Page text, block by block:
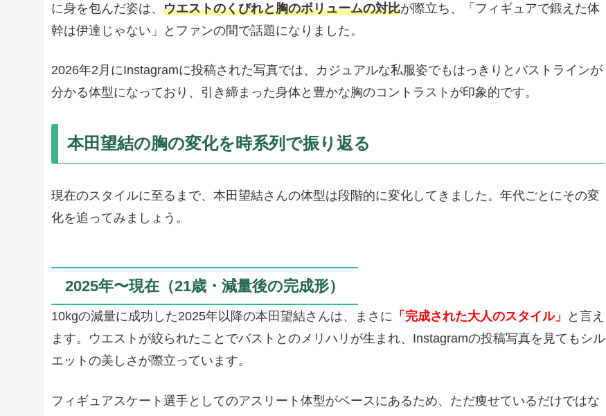
に身を包んだ姿は、 ウエストのくびれと胸のボリュームの対比が際立ち、「フィギュアで鍛えた体
幹は伊達じゃない」とファンの間で話題になりました。
2026年2月にInstagramに投稿された写真では、カジュアルな私服姿でもはっきりとバストラインが
分かる体型になっており、引き締まった身体と豊かな胸のコントラストが印象的です。
本田望結の胸の変化を時系列で振り返る
現在のスタイルに至るまで、本田望結さんの体型は段階的に変化してきました。年代ごとにその変
化を追ってみましょう。
2025年〜現在（21歳・減量後の完成形）
10kgの減量に成功した2025年以降の本田望結さんは、まさに 「完成された大人のスタイル」
と言え
ます。ウエストが絞られたことでバストとのメリハリが生まれ、Instagramの投稿写真を見てもシル
エットの美しさが際立っています。
フィギュアスケート選手としてのアスリート体型がベースにあるため、ただ痩せているだけではな